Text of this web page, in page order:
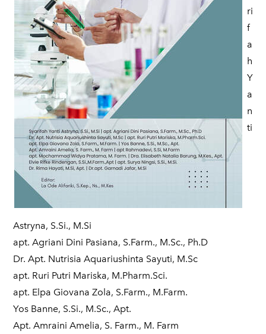
ri
f
a
h
Y
a
n
ti
Astryna, S.Si., M.Si
apt. Agriani Dini Pasiana, S.Farm., M.Sc., Ph.D
Dr. Apt. Nutrisia Aquariushinta Sayuti, M.Sc
apt. Ruri Putri Mariska, M.Pharm.Sci.
apt. Elpa Giovana Zola, S.Farm., M.Farm.
Yos Banne, S.Si., M.Sc., Apt.
Apt. Amraini Amelia, S. Farm., M. Farm